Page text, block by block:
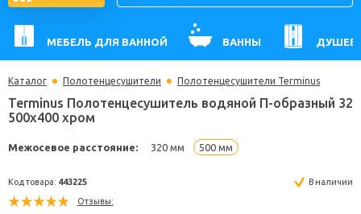
МЕБЕЛЬ ДЛЯ ВАННОЙ ВАННЫ
Каталог Полотенцесушители Полотенцесушители Terminus
500x400 хром
Межосевое расстояние: